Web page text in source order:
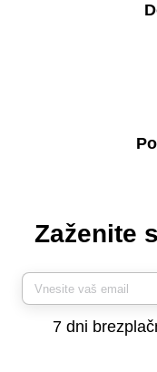
Zaženite
7 dni